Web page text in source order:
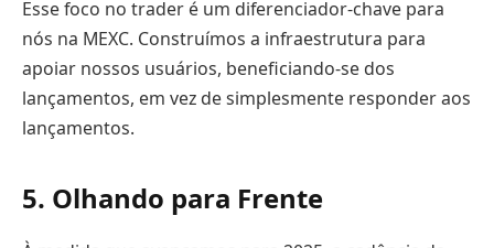
Esse foco no trader é um diferenciador-chave para
nós na MEXC. Construímos a infraestrutura para
apoiar nossos usuários, beneficiando-se dos
lançamentos, em vez de simplesmente responder aos
lançamentos.
5. Olhando para Frente